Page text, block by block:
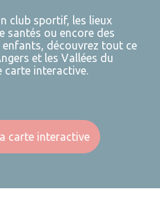
club sportif, les lieux
santés ou encore des
découvrez tout ce
et les Vallées du
carte interactive.
carte interactive